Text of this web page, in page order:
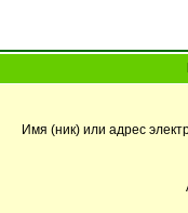
Имя (ник) или адрес